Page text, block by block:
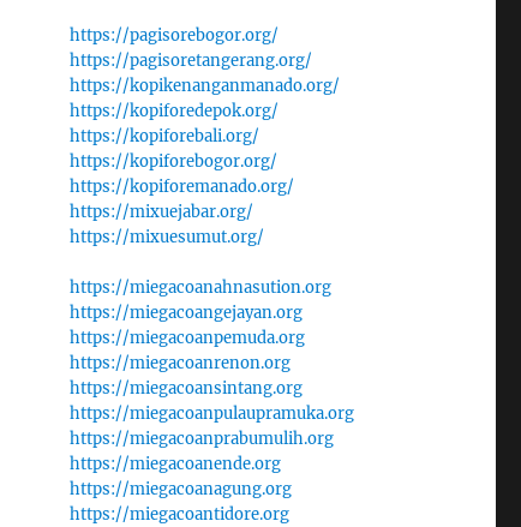
https://pagisorebogor.org/
https://pagisoretangerang.org/
https://kopikenanganmanado.org/
https://kopiforedepok.org/
https://kopiforebali.org/
https://kopiforebogor.org/
https://kopiforemanado.org/
https://mixuejabar.org/
https://mixuesumut.org/
https://miegacoanahnasution.org
https://miegacoangejayan.org
https://miegacoanpemuda.org
https://miegacoanrenon.org
https://miegacoansintang.org
https://miegacoanpulaupramuka.org
https://miegacoanprabumulih.org
https://miegacoanende.org
https://miegacoanagung.org
https://miegacoantidore.org